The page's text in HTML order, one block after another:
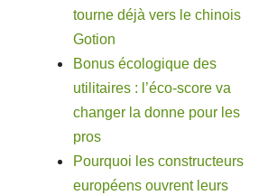
tourne déjà vers le chinois
Gotion
Bonus écologique des
utilitaires : l’éco-score va
changer la donne pour les
pros
Pourquoi les constructeurs
européens ouvrent leurs